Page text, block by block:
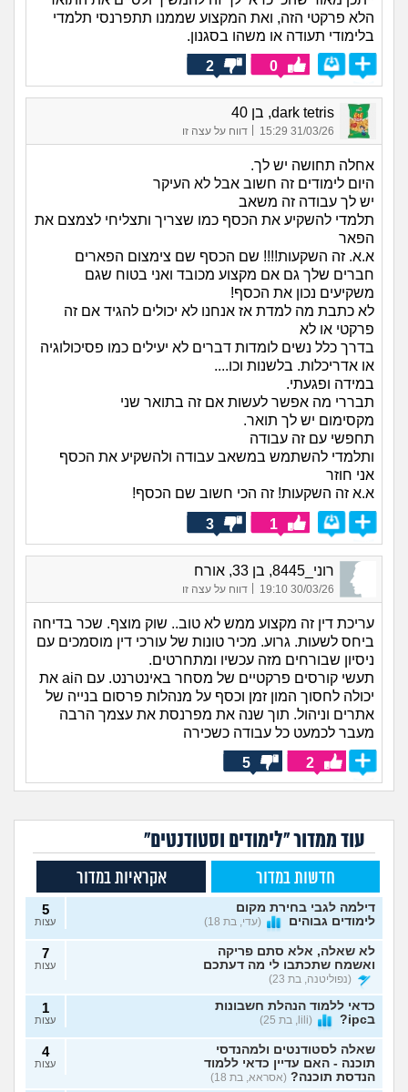
הלא פרקטי הזה, ואת המקצוע שממנו תתפרנסי תלמדי
בלימודי תעודה או משהו בסגנון.
0
2
dark tetris, בן 40
31/03/26 15:29 דווח על עצה זו
אחלה תחושה יש לך.
היום לימודים זה חשוב אבל לא העיקר
יש לך עבודה זה משאב
תלמדי להשקיע את הכסף כמו שצריך ותצליחי לצמצם את
הפאר
א.א. זה השקעות!!!! שם הכסף שם צימצום הפארים
חברים שלך גם אם מקצוע מכובד ואני בטוח שגם
משקיעים נכון את הכסף!
לא כתבת מה למדת אז אנחנו לא יכולים להגיד אם זה
פרקטי או לא
בדרך כלל נשים לומדות דברים לא יעילים כמו פסיכולוגיה
או אדריכלות. בלשנות וכו....
במידה ופגעתי.
תבררי מה אפשר לעשות אם זה בתואר שני
מקסימום יש לך תואר.
תחפשי עם זה עבודה
ותלמדי להשתמש במשאב עבודה ולהשקיע את הכסף
אני חוזר
א.א זה השקעות! זה הכי חשוב שם הכסף!
1
3
רוני_8445, בן 33, אורח
30/03/26 19:10
| דווח על עצה זו
עריכת דין זה מקצוע ממש לא טוב.. שוק מוצף. שכר בדיחה
ביחס לשעות. גרוע. מכיר טונות של עורכי דין מוסמכים עם
ניסיון שבורחים מזה עכשיו ומתחרטים.
תעשי קורסים פרקטיים של מסחר באינטרנט. עם הai את
יכולה לחסוך המון זמן וכסף על מנהלות פרסום בנייה של
אתרים וניהול. תוך שנה את מפרנסת את עצמך הרבה
מעבר לכמעט כל עבודה כשכירה
2
5
עוד ממדור "לימודים וסטודנטים"
חדשות במדור אקראיות במדור
דילמה לגבי בחירת מקום
לימודים גבוהים
(עדי, בת 18)
5
עצות
לא שאלה, אלא סתם פריקה
ואשמח שתכתבו לי מה דעתכם
(נפוליטנה, בת 23)
7
עצות
כדאי ללמוד הנהלת חשבונות
בipc?
(lili, בת 25)
1
עצות
שאלה לסטודנטים ולמהנדסי
תוכנה - האם עדיין כדאי ללמוד
הנדסת תוכנה? (אסראא, בת 18)
4
עצות